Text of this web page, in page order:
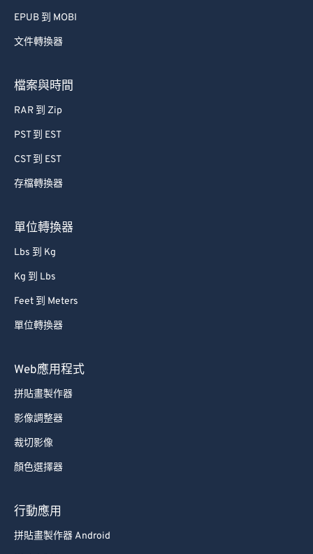
EPUB 到 MOBI
文件轉換器
檔案與時間
RAR 到 Zip
PST 到 EST
CST 到 EST
存檔轉換器
單位轉換器
Lbs 到 Kg
Kg 到 Lbs
Feet 到 Meters
單位轉換器
Web應用程式
拼貼畫製作器
影像調整器
裁切影像
顏色選擇器
行動應用
拼貼畫製作器 Android